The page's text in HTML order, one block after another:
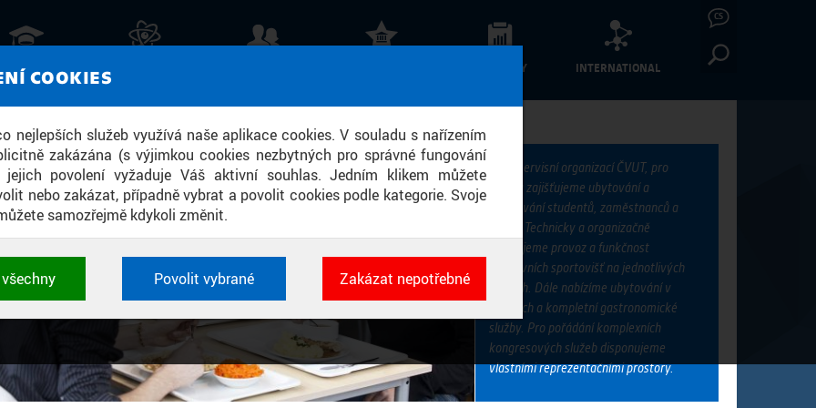
COOKIES
nejlepších služeb využívá naše aplikace cookies. V souladu s nařízením
zakázána (s výjimkou cookies nezbytných pro správné fungování
povolení vyžaduje Váš aktivní souhlas. Jedním klikem můžete
nebo zakázat, případně vybrat a povolit cookies podle kategorie. Svoje
samozřejmě kdykoli změnit.
a identifikátorů relace. Jsou nezbytné pro správné
Povolit vybrané Zakázat nepotřebné
CS
O STUDIU VĚDA A VÝZKUM VÝSLEDKY INTERNATIONAL
here
O univerzitě
ÚČELOVÝCH ZAŘÍZENÍ
Jsme servisní organizací ČVUT, pro
kterou zajišťujeme ubytování a
stravování studentů, zaměstnanců a
hostů. Technicky a organizačně
zajišťujeme provoz a funkčnost
venkovních sportovišť na jednotlivých
kolejích. Dále nabízíme ubytování v
hotelech a kompletní gastronomické
služby. Pro pořádání komplexních
kongresových služeb disponujeme
vlastními reprezentačními prostory.